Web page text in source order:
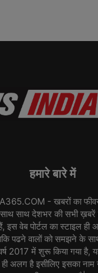
हमारे बारे में
- खबरों का फीवर
साथ देशभर की सभी ख़बरें
इस वेब पोर्टल का स्टाइल ही
पढने वालों को समझने के
2017 में शुरू किया गया
ही अलग है इसीलिए इसका